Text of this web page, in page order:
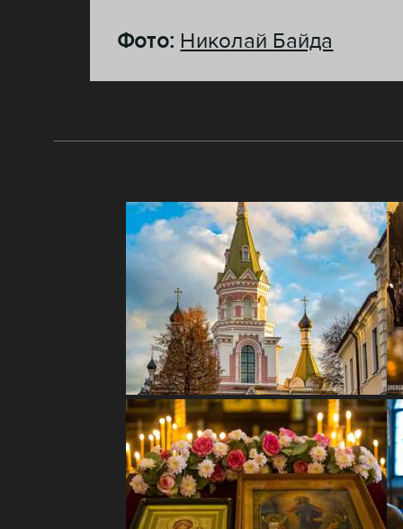
Фото: Николай Байда